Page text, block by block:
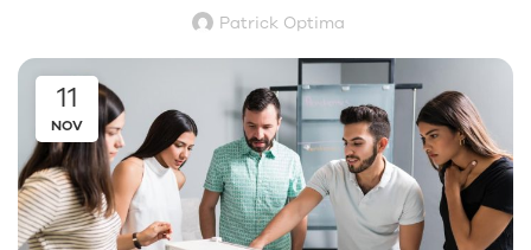
Patrick Optima
11
NOV